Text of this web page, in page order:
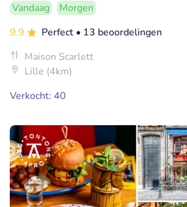
Vandaag
Morgen
9.9
Perfect • 13 beoordelingen
Maison Scarlett
Lille (4km)
Verkocht: 40